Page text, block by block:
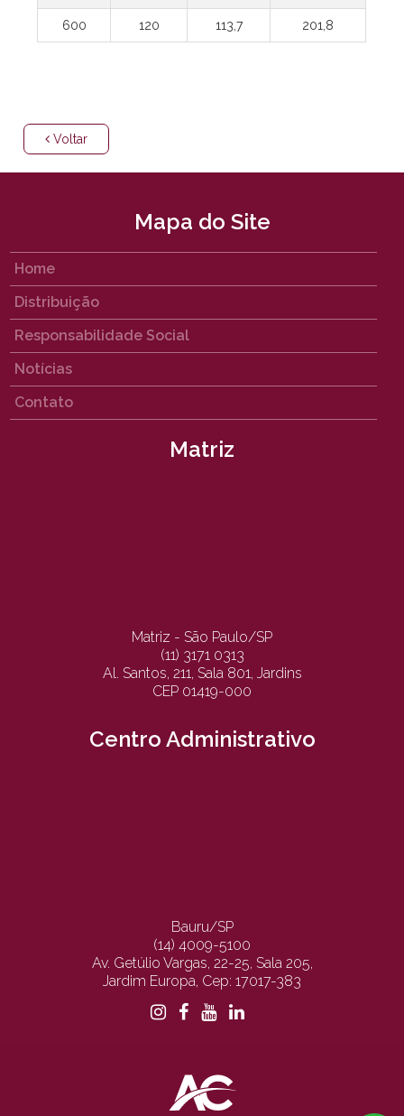
600 120 113,7 201,8
Voltar
Mapa do Site
Home
Distribuição
Responsabilidade Social
Notícias
Contato
Matriz
Matriz - São Paulo/SP
(11) 3171 0313
Al. Santos, 211, Sala 801, Jardins
CEP 01419-000
Centro Administrativo
Bauru/SP
(14) 4009-5100
Av. Getúlio Vargas, 22-25, Sala 205,
Jardim Europa, Cep: 17017-383